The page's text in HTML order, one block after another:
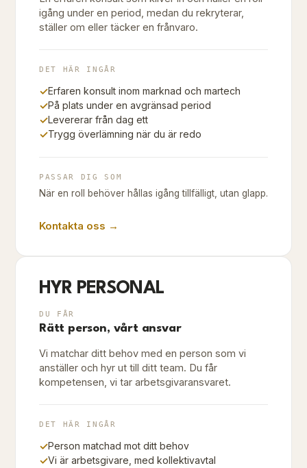
igång under en period, medan du rekryterar,
ställer om eller täcker en frånvaro.
DET HÄR INGÅR
✓Erfaren konsult inom marknad och martech
✓På plats under en avgränsad period
✓Levererar från dag ett
✓Trygg överlämning när du är redo
PASSAR DIG SOM
När en roll behöver hållas igång tillfälligt, utan glapp.
Kontakta oss →
HYR PERSONAL
DU FÅR
Rätt person, vårt ansvar
Vi matchar ditt behov med en person som vi
anställer och hyr ut till ditt team. Du får
kompetensen, vi tar arbetsgivaransvaret.
DET HÄR INGÅR
✓Person matchad mot ditt behov
✓Vi är arbetsgivare, med kollektivavtal